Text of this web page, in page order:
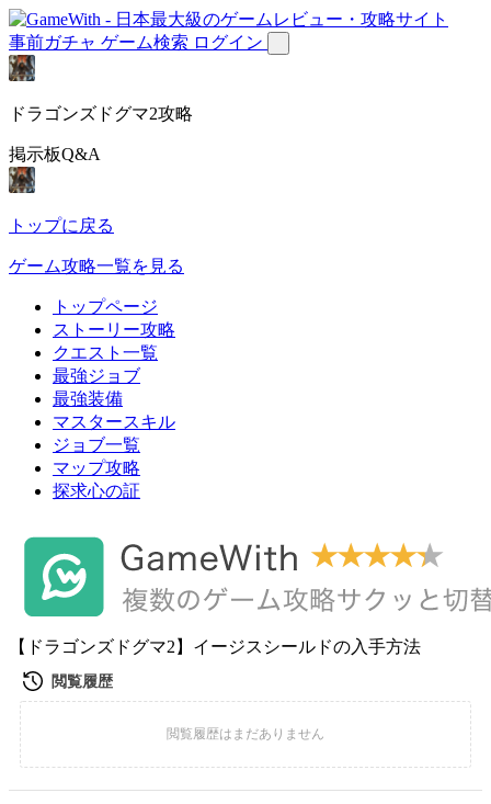
事前ガチャ ゲーム検索 ログイン
ドラゴンズドグマ2攻略
掲示板Q&A
トップに戻る
ゲーム攻略一覧を見る
トップページ
ストーリー攻略
クエスト一覧
最強ジョブ
最強装備
マスタースキル
ジョブ一覧
マップ攻略
探求心の証
【ドラゴンズドグマ2】イージスシールドの入手方法